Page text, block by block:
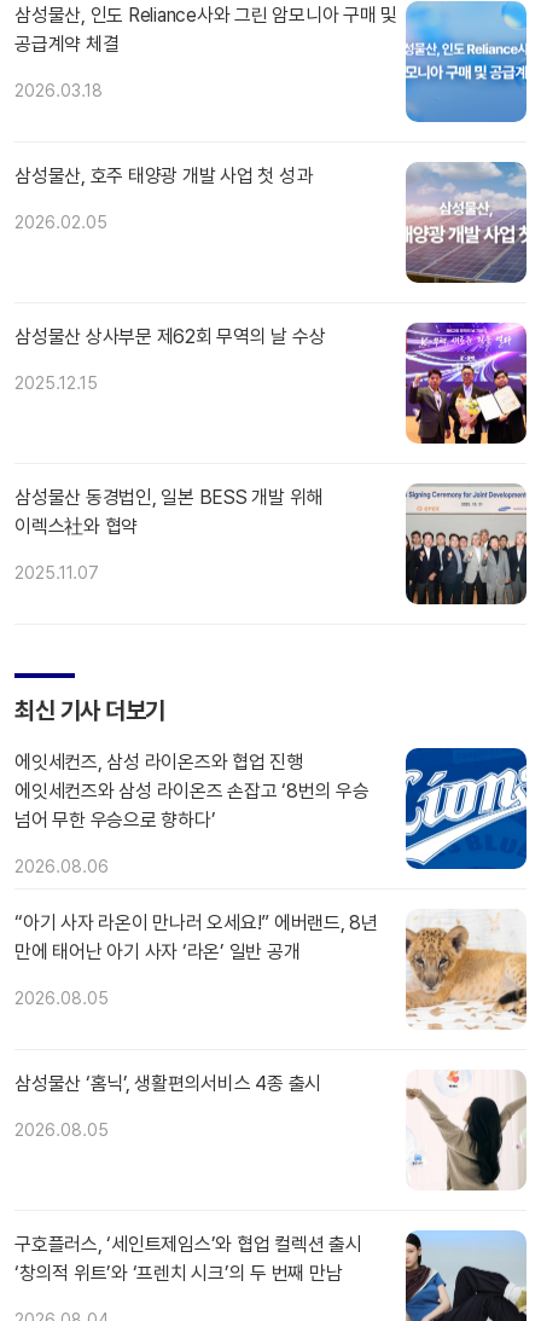
삼성물산, 인도 Reliance사와 그린 암모니아 구매 및
공급계약 체결
2026.03.18
삼성물산, 호주 태양광 개발 사업 첫 성과
2026.02.05
삼성물산 상사부문 제62회 무역의 날 수상
2025.12.15
삼성물산 동경법인, 일본 BESS 개발 위해
이렉스社와 협약
2025.11.07
최신 기사 더보기
에잇세컨즈, 삼성 라이온즈와 협업 진행
에잇세컨즈와 삼성 라이온즈 손잡고 ‘8번의 우승
넘어 무한 우승으로 향하다’
2026.08.06
“아기 사자 라온이 만나러 오세요!” 에버랜드, 8년
만에 태어난 아기 사자 ‘라온’ 일반 공개
2026.08.05
삼성물산 ‘홈닉’, 생활편의서비스 4종 출시
2026.08.05
구호플러스, ‘세인트제임스’와 협업 컬렉션 출시
‘창의적 위트’와 ‘프렌치 시크’의 두 번째 만남